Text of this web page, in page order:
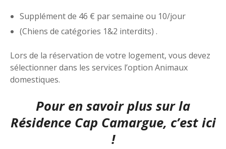
Supplément de 46 € par semaine ou 10/jour
(Chiens de catégories 1&2 interdits) .
Lors de la réservation de votre logement, vous devez
sélectionner dans les services l’option Animaux
domestiques.
Pour en savoir plus sur la
Résidence Cap Camargue, c’est ici
!